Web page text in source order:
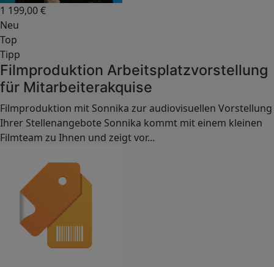
1 199,00€
Neu
Top
Tipp
Filmproduktion Arbeitsplatzvorstellung
für Mitarbeiterakquise
Filmproduktion mit Sonnika zur audiovisuellen Vorstellung
Ihrer Stellenangebote Sonnika kommt mit einem kleinen
Filmteam zu Ihnen und zeigt vor...